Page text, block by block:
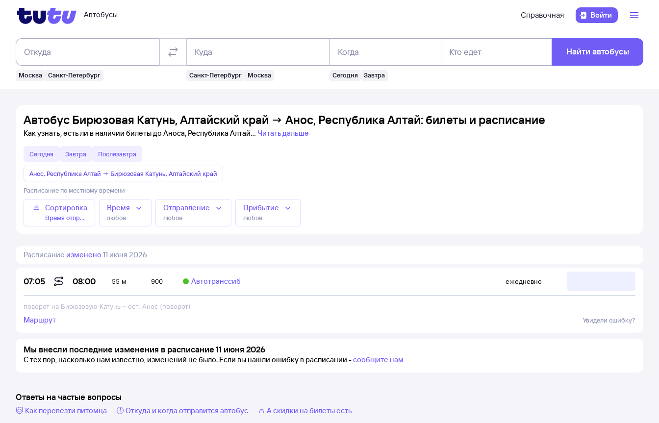
Автобусы Справочная Войти
Откуда
Москва Санкт-Петербург
Куда
Санкт-Петербург Москва
Когда
Сегодня Завтра
Кто едет Найти автобусы
Автобус Бирюзовая Катунь, Алтайский край → Анос, Республика Алтай: билеты и расписание
Как узнать, есть ли в наличии билеты до Аноса, Республика Алтай Читать дальше
Сегодня Завтра Послезавтра
Анос, Республика Алтай → Бирюзовая Катунь, Алтайский край
Расписание по местному времени
Сортировка
Время отправления
Время
любое
Отправление
любое
Прибытие
любое
Расписание изменено 11 июня 2026
07:05 08:00 55 м 900 Автотранссиб ежедневно
поворот на Бирюзовую Катунь – ост. Анос (поворот)
Маршрут Увидели ошибку?
Мы внесли последние изменения в расписание 11 июня 2026
С тех пор, насколько нам известно, изменений не было. Если вы нашли ошибку в расписании -сообщите нам
Ответы на частые вопросы
🐱 Как перевезти питомца 🕔 Откуда и когда отправится автобус
👛 А скидки на билеты есть